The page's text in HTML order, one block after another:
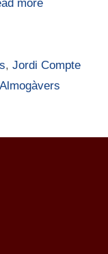
more
,Jordi Compte